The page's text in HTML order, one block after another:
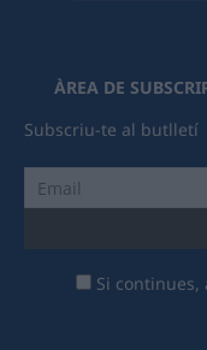
ÀREA DE
Subscriu-te al butlletí
Si